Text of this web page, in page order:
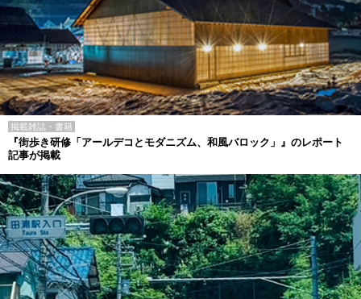
掲載雑誌・書籍
『街歩き研修「アールデコとモダニズム、和風バロック」』のレポート
記事が掲載